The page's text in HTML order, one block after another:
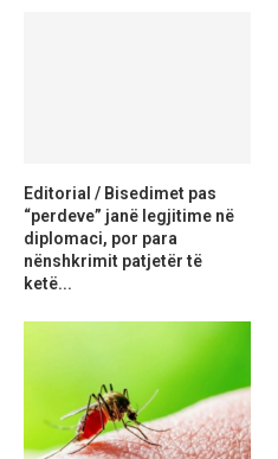
Editorial / Bisedimet pas
“perdeve” janë legjitime në
diplomaci, por para
nënshkrimit patjetër të
ketë...